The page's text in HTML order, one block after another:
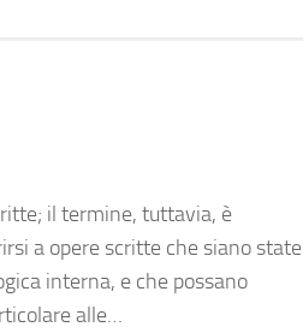
il termine, tuttavia, è
a opere scritte che siano state
interna, e che possano
alle…